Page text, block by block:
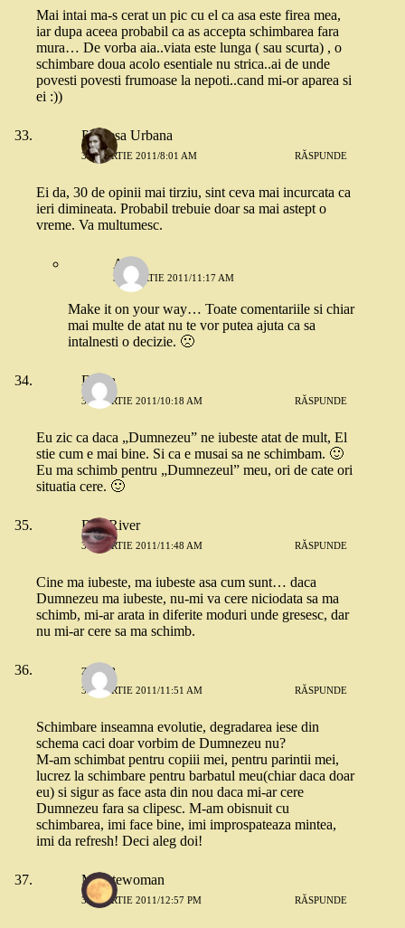
Mai intai ma-s cerat un pic cu el ca asa este firea mea,
iar dupa aceea probabil ca as accepta schimbarea fara
mura… De vorba aia..viata este lunga ( sau scurta) , o
schimbare doua acolo esentiale nu strica..ai de unde
povesti povesti frumoase la nepoti..cand mi-or aparea si
ei :))
Printesa Urbana
30 MARTIE 2011/8:01 AM RĂSPUNDE
Ei da, 30 de opinii mai tirziu, sint ceva mai incurcata ca
ieri dimineata. Probabil trebuie doar sa mai astept o
vreme. Va multumesc.
A.O.
30 MARTIE 2011/11:17 AM
Make it on your way… Toate comentariile si chiar
mai multe de atat nu te vor putea ajuta ca sa
intalnesti o decizie. 🙁
Diana
30 MARTIE 2011/10:18 AM RĂSPUNDE
Eu zic ca daca „Dumnezeu” ne iubeste atat de mult, El
stie cum e mai bine. Si ca e musai sa ne schimbam. 🙂
Eu ma schimb pentru „Dumnezeul” meu, ori de cate ori
situatia cere. 🙂
BlueRiver
30 MARTIE 2011/11:48 AM RĂSPUNDE
Cine ma iubeste, ma iubeste asa cum sunt… daca
Dumnezeu ma iubeste, nu-mi va cere niciodata sa ma
schimb, mi-ar arata in diferite moduri unde gresesc, dar
nu mi-ar cere sa ma schimb.
zarina
30 MARTIE 2011/11:51 AM RĂSPUNDE
Schimbare inseamna evolutie, degradarea iese din
schema caci doar vorbim de Dumnezeu nu?
M-am schimbat pentru copiii mei, pentru parintii mei,
lucrez la schimbare pentru barbatul meu(chiar daca doar
eu) si sigur as face asta din nou daca mi-ar cere
Dumnezeu fara sa clipesc. M-am obisnuit cu
schimbarea, imi face bine, imi improspateaza mintea,
imi da refresh! Deci aleg doi!
Minutewoman
30 MARTIE 2011/12:57 PM RĂSPUNDE